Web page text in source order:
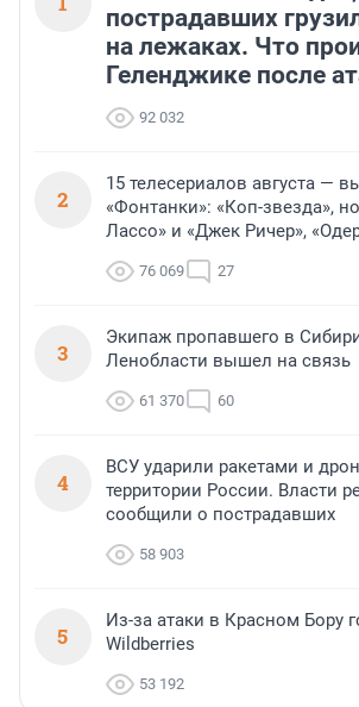
пострадавших
на лежаках. Что
Геленджике после
92 032
2
15 телесериалов августа —
«Фонтанки»: «Коп-звезда»,
Лассо» и «Джек Ричер»,
76 069 27
3
Экипаж пропавшего в
Ленобласти вышел на связь
61 370 60
4
ВСУ ударили ракетами и
территории России. Власти
сообщили о пострадавших
58 903
5
Из-за атаки в Красном Бору
Wildberries
53 192